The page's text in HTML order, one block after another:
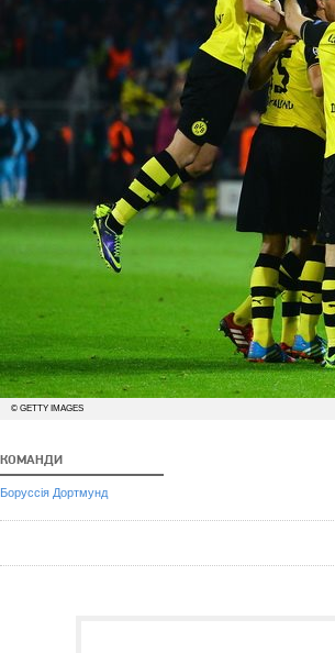
© GETTY IMAGES
КОМАНДИ
Боруссія Дортмунд